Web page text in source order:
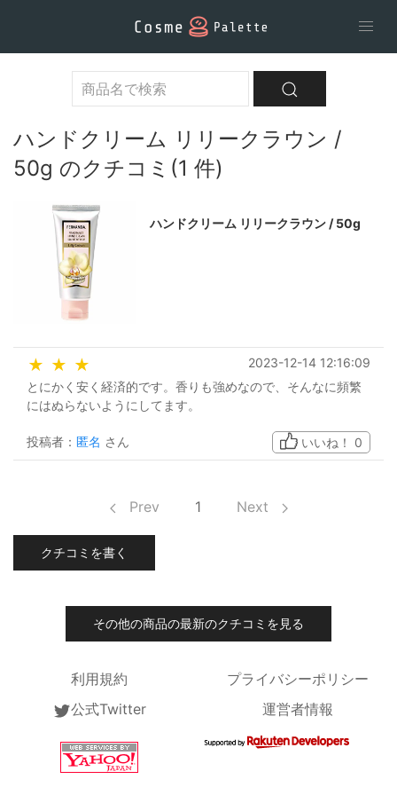
ハンドクリーム リリークラウン /
50g のクチコミ(1 件)
ハンドクリーム リリークラウン / 50g
★ ★ ★
2023-12-14 12:16:09
とにかく安く経済的です。香りも強めなので、そんなに頻繁
にはぬらないようにしてます。
投稿者： 匿名 さん いいね！ 0
Prev 1 Next
クチコミを書く
その他の商品の最新のクチコミを見る
利用規約
プライバシーポリシー
公式Twitter
運営者情報